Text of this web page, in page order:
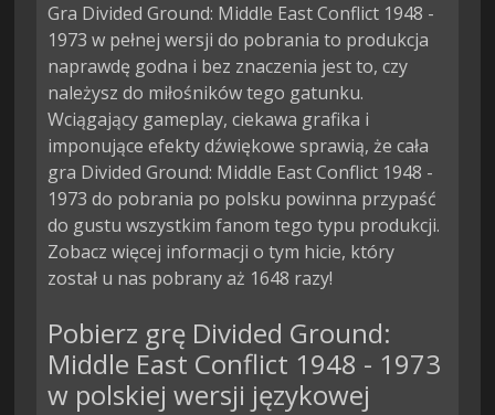
Gra Divided Ground: Middle East Conflict 1948 -
1973 w pełnej wersji do pobrania to produkcja
naprawdę godna i bez znaczenia jest to, czy
należysz do miłośników tego gatunku.
Wciągający gameplay, ciekawa grafika i
imponujące efekty dźwiękowe sprawią, że cała
gra Divided Ground: Middle East Conflict 1948 -
1973 do pobrania po polsku powinna przypaść
do gustu wszystkim fanom tego typu produkcji.
Zobacz więcej informacji o tym hicie, który
został u nas pobrany aż 1648 razy!
Pobierz grę Divided Ground:
Middle East Conflict 1948 - 1973
w polskiej wersji językowej